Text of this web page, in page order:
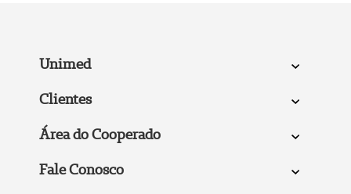
Unimed
Clientes
Área do Cooperado
Fale Conosco